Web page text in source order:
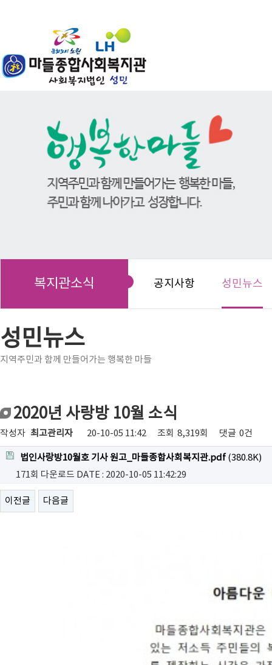
복지관소식 공지사항 성민뉴스
성민뉴스
지역주민과 함께 만들어가는 행복한 마들
2020년 사랑방 10월 소식
작성자 최고관리자 20-10-05 11:42 조회 8,319회 댓글 0건
법인사랑방10월호 기사 원고_마들종합사회복지관.pdf (380.8K)
171회 다운로드 DATE : 2020-10-05 11:42:29
이전글 다음글